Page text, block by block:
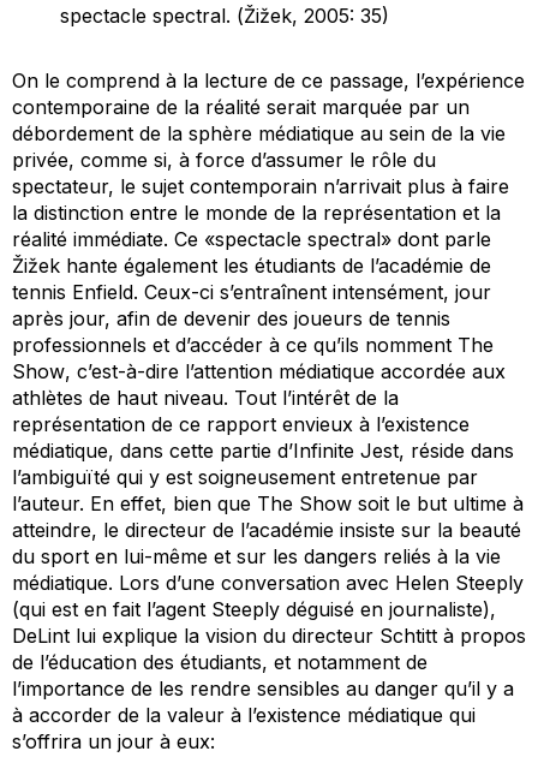
spectacle spectral. (Žižek, 2005: 35)
On le comprend à la lecture de ce passage, l’expérience
contemporaine de la réalité serait marquée par un
débordement de la sphère médiatique au sein de la vie
privée, comme si, à force d’assumer le rôle du
spectateur, le sujet contemporain n’arrivait plus à faire
la distinction entre le monde de la représentation et la
réalité immédiate. Ce «spectacle spectral» dont parle
Žižek hante également les étudiants de l’académie de
tennis Enfield. Ceux-ci s’entraînent intensément, jour
après jour, afin de devenir des joueurs de tennis
professionnels et d’accéder à ce qu’ils nomment The
Show, c’est-à-dire l’attention médiatique accordée aux
athlètes de haut niveau. Tout l’intérêt de la
représentation de ce rapport envieux à l’existence
médiatique, dans cette partie d’Infinite Jest, réside dans
l’ambiguïté qui y est soigneusement entretenue par
l’auteur. En effet, bien que The Show soit le but ultime à
atteindre, le directeur de l’académie insiste sur la beauté
du sport en lui-même et sur les dangers reliés à la vie
médiatique. Lors d’une conversation avec Helen Steeply
(qui est en fait l’agent Steeply déguisé en journaliste),
DeLint lui explique la vision du directeur Schtitt à propos
de l’éducation des étudiants, et notamment de
l’importance de les rendre sensibles au danger qu’il y a
à accorder de la valeur à l’existence médiatique qui
s’offrira un jour à eux: